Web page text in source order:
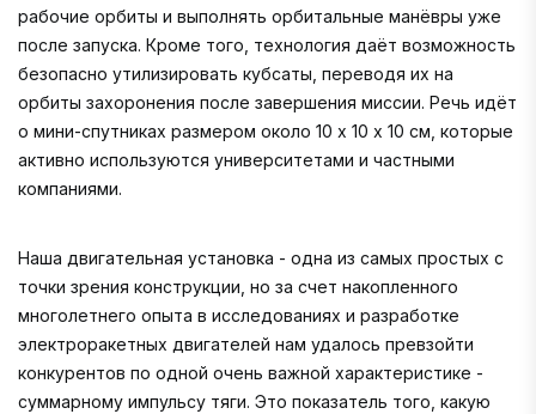
рабочие орбиты и выполнять орбитальные манёвры уже
после запуска. Кроме того, технология даёт возможность
безопасно утилизировать кубсаты, переводя их на
орбиты захоронения после завершения миссии. Речь идёт
о мини-спутниках размером около 10 х 10 х 10 см, которые
активно используются университетами и частными
компаниями.
Наша двигательная установка - одна из самых простых с
точки зрения конструкции, но за счет накопленного
многолетнего опыта в исследованиях и разработке
электроракетных двигателей нам удалось превзойти
конкурентов по одной очень важной характеристике -
суммарному импульсу тяги. Это показатель того, какую